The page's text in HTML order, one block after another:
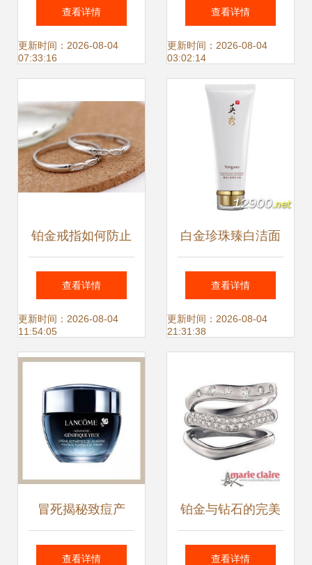
析与品质深度评测
查看详情
更新时间：2026-08-04
07:33:16
篇章——茅台系白
金原酿走进长沙的
重磅信号
查看详情
更新时间：2026-08-04
03:02:14
铂金戒指如何防止
磨花 保养与实用技
巧
查看详情
更新时间：2026-08-04
11:54:05
白金珍珠臻白洁面
膏120ml 铂金版焕
亮洁面新体验
查看详情
更新时间：2026-08-04
21:31:38
冒死揭秘致痘产
品，我敢说你还在
查看详情
铂金与钻石的完美
搭配 顶级婚戒品牌
查看详情